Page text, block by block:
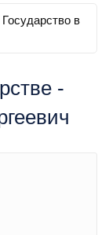
Государство в
-